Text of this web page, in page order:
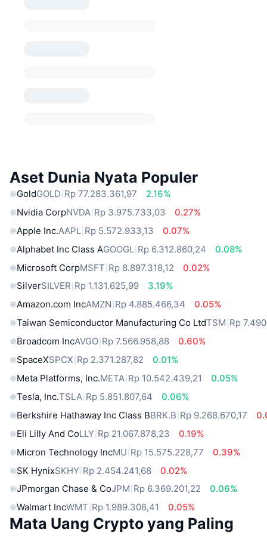
Aset Dunia Nyata Populer
GoldGOLD Rp 77.283.361,97
2.16%
Nvidia CorpNVDA Rp 3.975.733,03
0.27%
Apple Inc.AAPL Rp 5.572.933,13
0.07%
Alphabet Inc Class AGOOGL Rp 6.312.860,24
0.08%
Microsoft CorpMSFT Rp 8.897.318,12
0.02%
SilverSILVER Rp 1.131.625,99
3.19%
Amazon.com IncAMZN Rp 4.885.466,34
0.05%
Taiwan Semiconductor Manufacturing Co LtdTSM Rp
Broadcom IncAVGO Rp 7.566.958,88
0.60%
SpaceXSPCX Rp 2.371.287,82
0.01%
Meta Platforms, Inc.META Rp 10.542.439,21
0.05%
Tesla, Inc.TSLA Rp 5.851.807,64
0.06%
Berkshire Hathaway Inc Class BBRK.B Rp 9.268.670,17
Eli Lilly And CoLLY Rp 21.067.878,23
0.19%
Micron Technology IncMU Rp 15.575.228,77
0.39%
SK HynixSKHY Rp 2.454.241,68
0.02%
JPmorgan Chase & CoJPM Rp 6.369.201,22
0.06%
Walmart IncWMT Rp 1.989.308,41 0.05%
Mata Uang Crypto yang Paling